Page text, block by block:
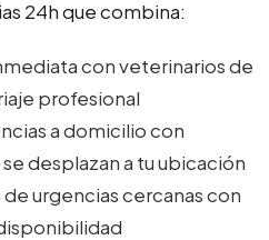
24h que combina:
con veterinarios de
profesional
a domicilio con
desplazan a tu ubicación
urgencias cercanas con